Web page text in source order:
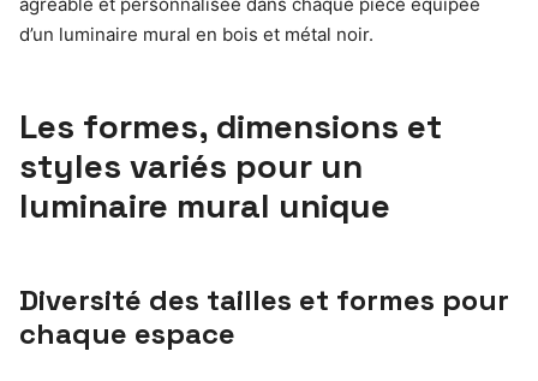
d’un luminaire mural en bois et métal noir.
Les formes, dimensions et
styles variés pour un
luminaire mural unique
Diversité des tailles et formes pour
chaque espace